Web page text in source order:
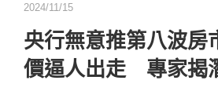
2024/11/15
央行無意推第八波房
價逼人出走 專家揭